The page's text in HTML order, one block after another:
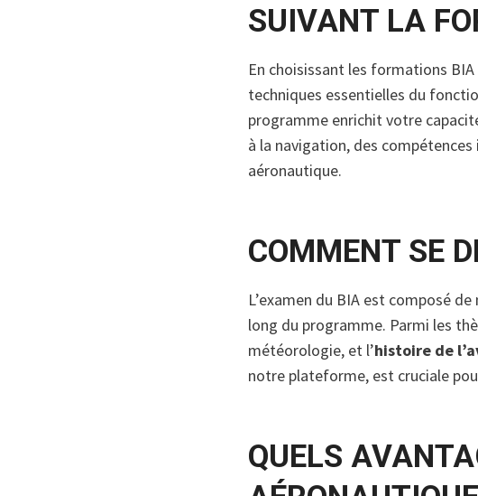
SUIVANT LA
En choisissant les formations
techniques essentielles du
programme enrichit votre
à la navigation, des
aéronautique.
COMMENT SE
L’examen du BIA est composé
long du programme. Parmi les
météorologie, et l’histoire de
notre plateforme, est cruciale
QUELS